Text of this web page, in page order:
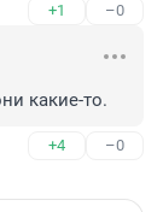
+1 –0
какие-то.
+4 –0